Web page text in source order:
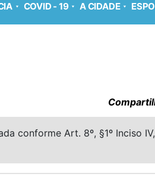
COVID - 19 A CIDADE
conforme Art. 8º, §1º Inciso